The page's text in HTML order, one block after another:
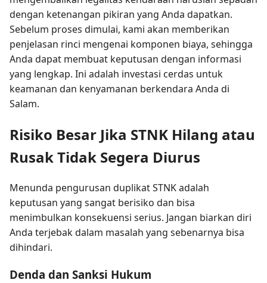
dengan ketenangan pikiran yang Anda dapatkan.
Sebelum proses dimulai, kami akan memberikan
penjelasan rinci mengenai komponen biaya, sehingga
Anda dapat membuat keputusan dengan informasi
yang lengkap. Ini adalah investasi cerdas untuk
keamanan dan kenyamanan berkendara Anda di
Salam.
Risiko Besar Jika STNK Hilang atau
Rusak Tidak Segera Diurus
Menunda pengurusan duplikat STNK adalah
keputusan yang sangat berisiko dan bisa
menimbulkan konsekuensi serius. Jangan biarkan diri
Anda terjebak dalam masalah yang sebenarnya bisa
dihindari.
Denda dan Sanksi Hukum